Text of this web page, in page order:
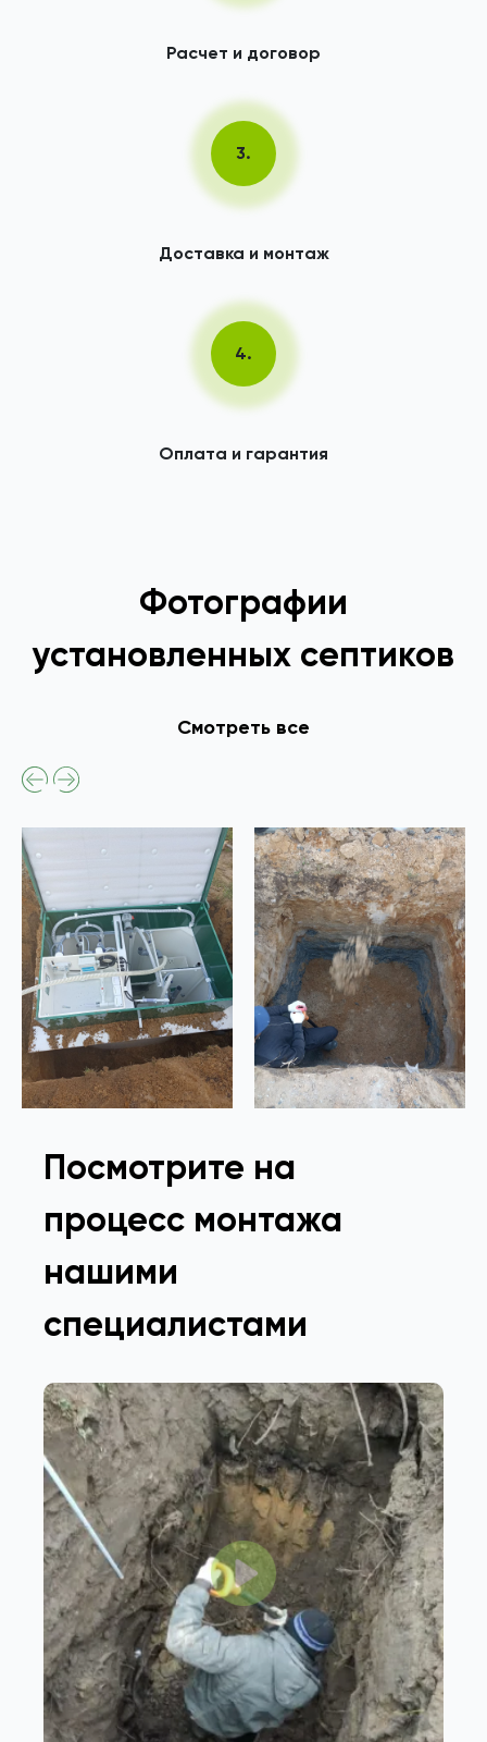
Расчет и договор
3.
Доставка и монтаж
4.
Оплата и гарантия
Фотографии
установленных септиков
Смотреть все
Посмотрите на
процесс монтажа
нашими
специалистами